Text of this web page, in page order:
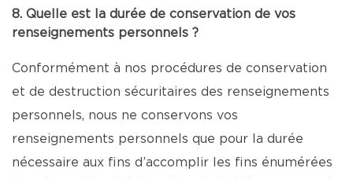
8. Quelle est la durée de conservation de vos
renseignements personnels ?
Conformément à nos procédures de conservation
et de destruction sécuritaires des renseignements
personnels, nous ne conservons vos
renseignements personnels que pour la durée
nécessaire aux fins d’accomplir les fins énumérées